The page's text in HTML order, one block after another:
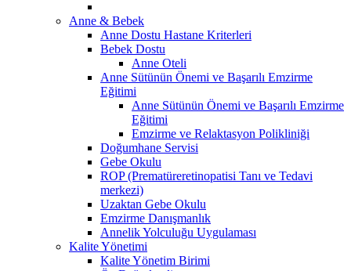
Anne & Bebek
Anne Dostu Hastane Kriterleri
Bebek Dostu
Anne Oteli
Anne Sütünün Önemi ve Başarılı Emzirme
Eğitimi
Anne Sütünün Önemi ve Başarılı Emzirme
Eğitimi
Emzirme ve Relaktasyon Polikliniği
Doğumhane Servisi
Gebe Okulu
ROP (Prematüreretinopatisi Tanı ve Tedavi
merkezi)
Uzaktan Gebe Okulu
Emzirme Danışmanlık
Annelik Yolculuğu Uygulaması
Kalite Yönetimi
Kalite Yönetim Birimi